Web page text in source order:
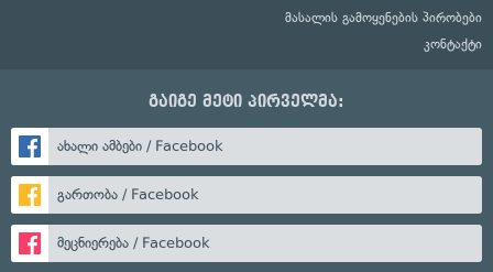
მასალის გამოყენების პირობები
კონტაქტი
გაიგე მეტი პირველმა:
ახალი ამბები / Facebook
გართობა / Facebook
მეცნიერება / Facebook